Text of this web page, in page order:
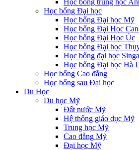
Học bổng trung học
Học bổng Đại học
Học bổng Đại học Mỹ
Học bổng Đại Học
Học bổng Đại Học Úc
Học bổng Đại học
Học bổng đại học
Học bổng Đại học Hà
Học bổng Cao đẵng
Học bổng sau Đại học
Du Học
Du học Mỹ
Đất nước Mỹ
Hệ thống giáo dục Mỹ
Trung học Mỹ
Cao đẵng Mỹ
Đại học Mỹ